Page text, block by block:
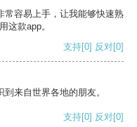
常容易上手，让我能够快速熟
这款app。
支持[0] 反对[0]
来自世界各地的朋友。
支持[0] 反对[0]